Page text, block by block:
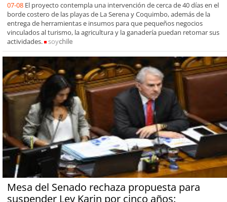
07-08 El proyecto contempla una intervención de cerca de 40 días en el
borde costero de las playas de La Serena y Coquimbo, además de la
entrega de herramientas e insumos para que pequeños negocios
vinculados al turismo, la agricultura y la ganadería puedan retomar sus
actividades.
soychile
Mesa del Senado rechaza propuesta para
suspender Ley Karin por cinco años: